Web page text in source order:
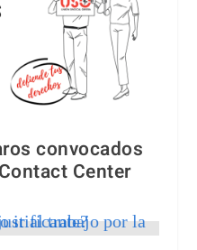
convocados
Center